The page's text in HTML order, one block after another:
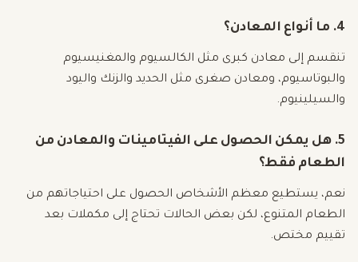
4. ما أنواع المعادن؟
تنقسم إلى معادن كبرى مثل الكالسيوم والمغنيسيوم
والبوتاسيوم، ومعادن صغرى مثل الحديد والزنك واليود
والسيلينيوم.
5. هل يمكن الحصول على الفيتامينات والمعادن من
الطعام فقط؟
نعم، يستطيع معظم الأشخاص الحصول على احتياجاتهم من
الطعام المتنوع، لكن بعض الحالات تحتاج إلى مكملات بعد
تقييم مختص.